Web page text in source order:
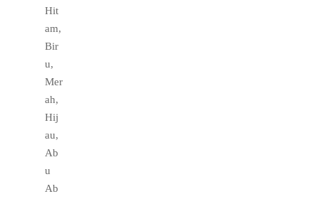
Hit
am,
Bir
u,
Mer
ah,
Hij
au,
Ab
u
Ab